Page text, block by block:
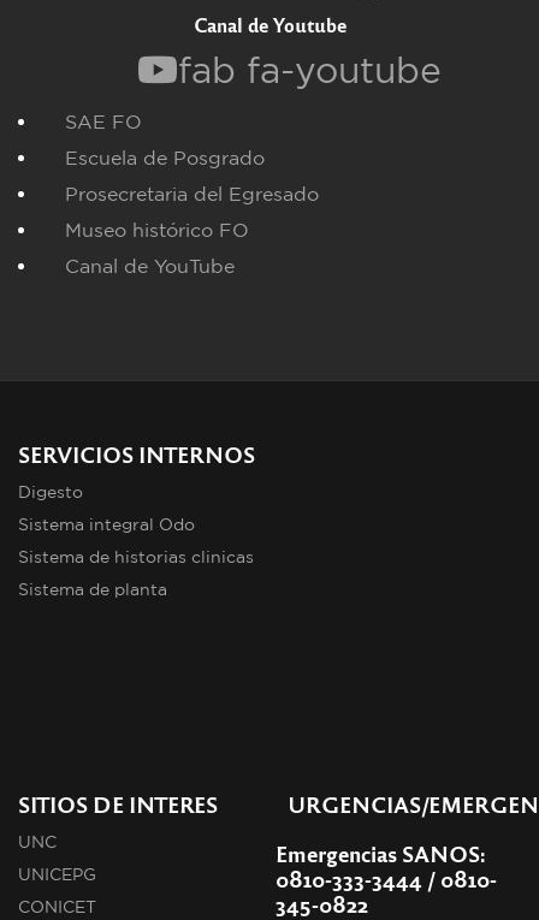
Canal de Youtube
fab fa-youtube
SAE FO
Escuela de Posgrado
Prosecretaria del Egresado
Museo histórico FO
Canal de YouTube
SERVICIOS INTERNOS
Digesto
Sistema integral Odo
Sistema de historias clinicas
Sistema de planta
SITIOS DE INTERES
UNC
UNICEPG
CONICET
URGENCIAS/
Emergencias SANOS:
0810-333-3444 / 0810-
345-0822